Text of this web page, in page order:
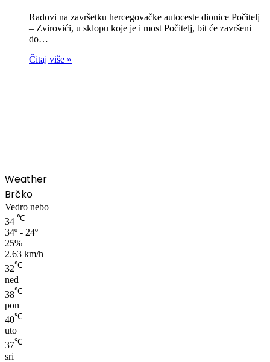
Radovi na završetku hercegovačke autoceste dionice Počitelj
– Zvirovići, u sklopu koje je i most Počitelj, bit će završeni
do…
Čitaj više »
Weather
Brčko
Vedro nebo
34 ℃
34º - 24º
25%
2.63 km/h
32℃
ned
38℃
pon
40℃
uto
37℃
sri